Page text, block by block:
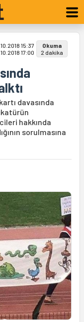
15:37
17:00
Okuma
2 dakika
davasında
hakkında
sorulmasına